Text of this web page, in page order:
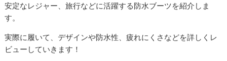
安定なレジャー、旅行などに活躍する防水ブーツを紹介しま
す。
実際に履いて、デザインや防水性、疲れにくさなどを詳しくレ
ビューしていきます！